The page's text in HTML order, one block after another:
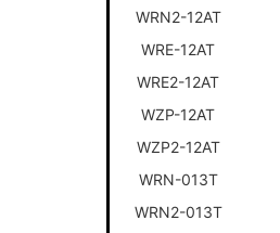
WRN2-12AT
WRE-12AT
WRE2-12AT
WZP-12AT
WZP2-12AT
WRN-013T
WRN2-013T